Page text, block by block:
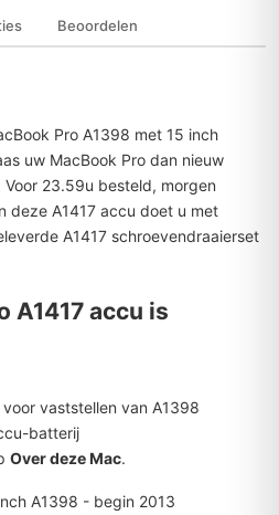
Beoordelen
Pro A1398 met 15 inch
uw MacBook Pro dan nieuw
23.59u besteld, morgen
deze A1417 accu doet u met
A1417 schroevendraaierset
A1417 accu is
Over deze Mac.
A1398 - begin 2013